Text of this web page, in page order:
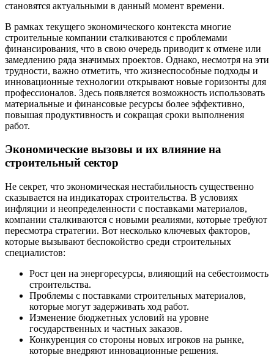
становятся актуальными в данный момент времени.
В рамках текущего экономического контекста многие
строительные компании сталкиваются с проблемами
финансирования, что в свою очередь приводит к отмене или
замедлению ряда значимых проектов. Однако, несмотря на эти
трудности, важно отметить, что жизнеспособные подходы и
инновационные технологии открывают новые горизонты для
профессионалов. Здесь появляется возможность использовать
материальные и финансовые ресурсы более эффективно,
повышая продуктивность и сокращая сроки выполнения
работ.
Экономические вызовы и их влияние на
строительный сектор
Не секрет, что экономическая нестабильность существенно
сказывается на индикаторах строительства. В условиях
инфляции и неопределенности с поставками материалов,
компании сталкиваются с новыми реалиями, которые требуют
пересмотра стратегии. Вот несколько ключевых факторов,
которые вызывают беспокойство среди строительных
специалистов:
Рост цен на энергоресурсы, влияющий на себестоимость
строительства.
Проблемы с поставками строительных материалов,
которые могут задерживать ход работ.
Изменение бюджетных условий на уровне
государственных и частных заказов.
Конкуренция со стороны новых игроков на рынке,
которые внедряют инновационные решения.